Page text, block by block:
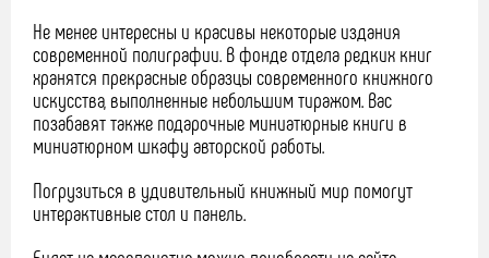
Не менее интересны и красивы некоторые издания
современной полиграфии. В фонде отдела редких книг
хранятся прекрасные образцы современного книжного
искусства, выполненные небольшим тиражом. Вас
позабавят также подарочные миниатюрные книги в
миниатюрном шкафу авторской работы.
Погрузиться в удивительный книжный мир помогут
интерактивные стол и панель.